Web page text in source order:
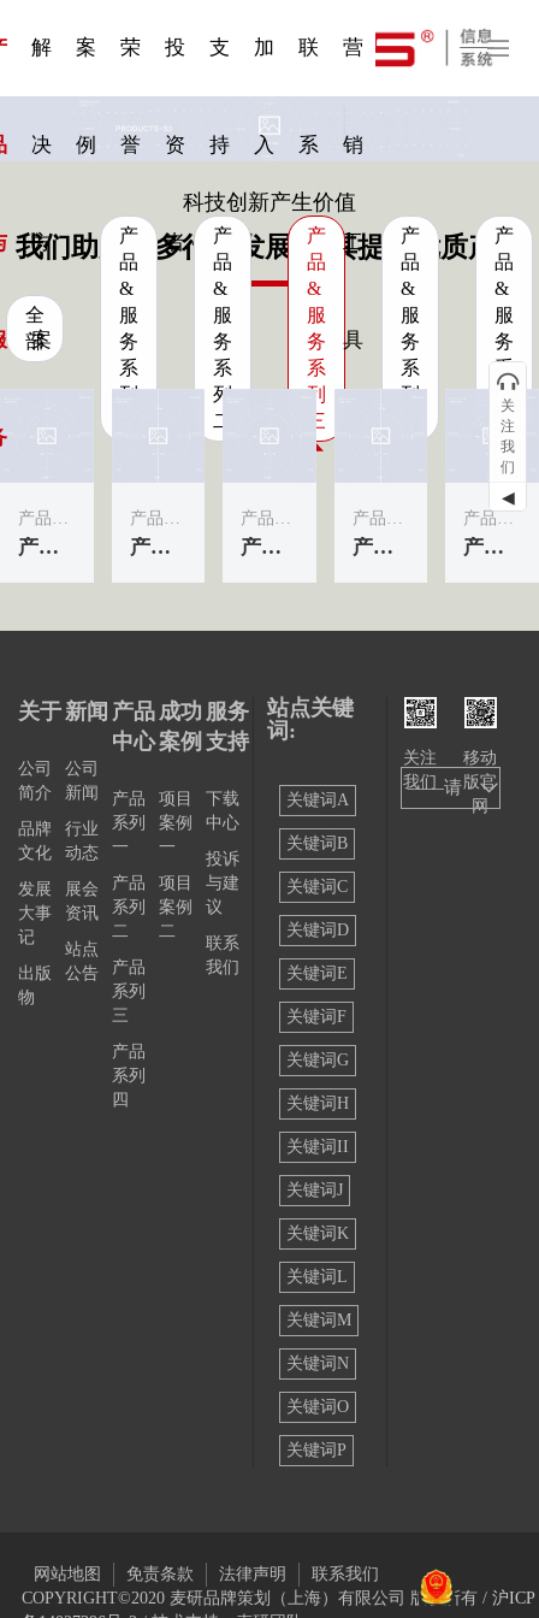
解
决
方
案
案
例
荣
誉
投
资
者
支
持
加
入
联
系
营
销
工
具
科技创新产生价值
我们助力更多行业发展·为其提供优质产品
全
部
产
品
&
服
务
系
列
产
品
&
服
务
系
列
二
产
品
&
服
务
系
列
三
产
品
&
服
务
系
列
产
品
&
服
务
系
列
五
产品&服务系列三 | 第04条 产品&服务系列三 | 第03条 产品&服务系列三 | 第02条 产品&服务系列三 | 第01条 产品&服务系列一 | 第01条
关于
公司
简介
品牌
文化
发展
大事
记
出版
物
新闻
公司
新闻
行业
动态
展会
资讯
站点
公告
产品
中心
产品
系列
一
产品
系列
二
产品
系列
三
产品
系列
四
成功
案例
项目
案例
一
项目
案例
二
服务
支持
下载
中心
投诉
与建
议
联系
我们
站点关键
词:
关键词A
关键词B
关键词C
关键词D
关键词E
关键词F
关键词G
关键词H
关键词II
关键词J
关键词K
关键词L
关键词M
关键词N
关键词O
关键词P
关注
我们
移动
版官
网
——请
网站地图 免责条款 法律声明
联系我们
COPYRIGHT©2020 麦研品牌策划（上海）有限公司 版权所有 / 沪ICP
关
注
我
们
◀